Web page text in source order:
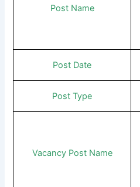
Post Name
Post Date
Post Type
Vacancy Post Name